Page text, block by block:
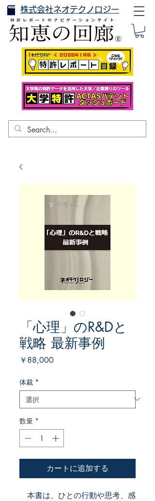
株式会社ネオテクノロジー
「心理」のR&Dと
戦略 最新事例
￥88,000価
体裁 *
数量 *
カートに追加する
本書は、ひとの行動や思考、感